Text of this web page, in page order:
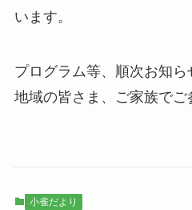
います。
プログラム等、順次お知
地域の皆さま、ご家族でご
小雀だより